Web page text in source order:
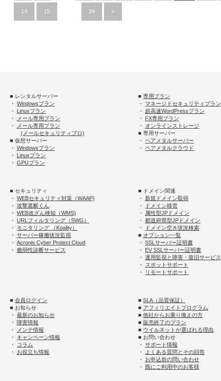
14 15 24 »
■ レンタルサーバー ■ 専用プラン
・ Windowsプラン ・ マネージドセキュリティプラン
・ Linuxプラン ・ 超高速WordPressプラン
・
メール専用プラン ・ FX専用プラン
・
メール専用プラン ・ オンラインストレージ
(メールセキュリティプロ)
■ 専用サーバー
■ 仮想サーバー
・ ベアメタルサーバー
・ Windowsプラン ・ ベアメタルクラウド
・ Linuxプラン
・ GPUプラン
■ セキュリティ
■ ドメイン関連
・ WEBセキュリティ対策（WAAP) ・ 新規ドメイン取得
・ 攻撃遮断くん ・
ドメイン移管
・ WEB改ざん検知（WMS) ・
属性型JPドメイン
・ URLフィルタリング（SWG） ・ 都道府県型JPドメイン
・ モニタリング （Koality） ・
ドメイン空き状況検索
・ サーバー稼働状況監視 ■ オプション一覧
・ Acronis Cyber Protect Cloud ・ SSLサーバー証明書
・ 脆弱性診断サービス ・ EV SSLサーバー証明書
・ 運用監視と障害・復旧サービス
・ スポットサポート
・
リモートサポート
■ 会員ログイン ■ SLA（品質保証）
■ お知らせ
■ アフィリエイトプログラム
・ 最新のお知らせ ■ 他社からお乗り換えの方
・ 障害情報 ■ 販売終了のプラン
・
メンテ情報 ■ ウイルネットが選ばれる理由
・ キャンペーン情報
■ お問い合わせ
・
コラム ・ サポート情報
・ お役立ち情報 ・
よくある質問とその回答
・ お申込前の問い合わせ
・ 既にご利用中のお客様